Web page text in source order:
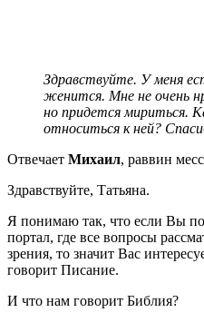
Здравствуйте. У меня
женится. Мне не очень
но придется мириться.
относиться к ней?
Отвечает Михаил, раввин
Здравствуйте, Татьяна.
Я понимаю так, что если Вы
портал, где все вопросы
зрения, то значит Вас
говорит Писание.
И что нам говорит Библия?